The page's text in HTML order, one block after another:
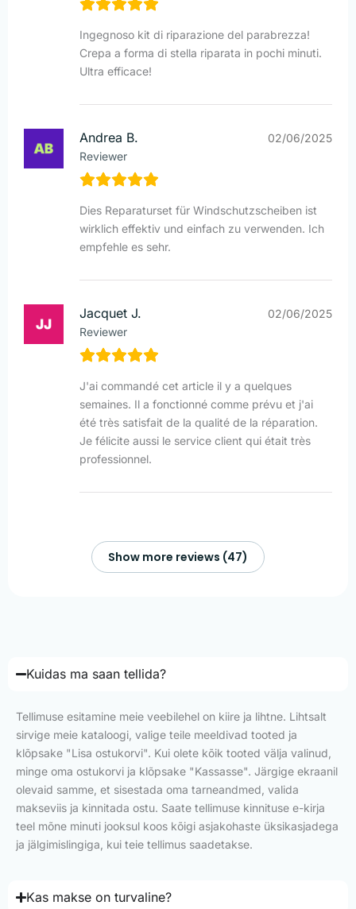
Ingegnoso kit di riparazione del parabrezza!
Crepa a forma di stella riparata in pochi minuti.
Ultra efficace!
Andrea B.
Reviewer
02/06/2025
Dies Reparaturset für Windschutzscheiben ist
wirklich effektiv und einfach zu verwenden. Ich
empfehle es sehr.
Jacquet J.
Reviewer
02/06/2025
J'ai commandé cet article il y a quelques
semaines. Il a fonctionné comme prévu et j'ai
été très satisfait de la qualité de la réparation.
Je félicite aussi le service client qui était très
professionnel.
Show more reviews (47)
Kuidas ma saan tellida?
Tellimuse esitamine meie veebilehel on kiire ja lihtne. Lihtsalt
sirvige meie kataloogi, valige teile meeldivad tooted ja
klõpsake "Lisa ostukorvi". Kui olete kõik tooted välja valinud,
minge oma ostukorvi ja klõpsake "Kassasse". Järgige ekraanil
olevaid samme, et sisestada oma tarneandmed, valida
makseviis ja kinnitada ostu. Saate tellimuse kinnituse e-kirja
teel mõne minuti jooksul koos kõigi asjakohaste üksikasjadega
ja jälgimislingiga, kui teie tellimus saadetakse.
Kas makse on turvaline?